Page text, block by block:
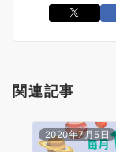
関連記事
2020年7月5日